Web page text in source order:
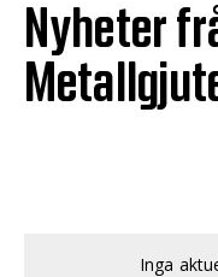
Nyheter
Inga